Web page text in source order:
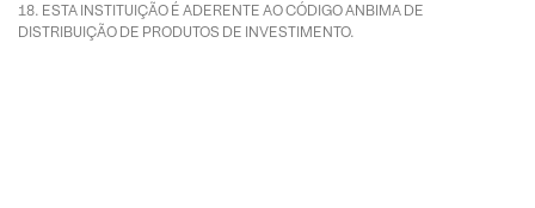
ESTA INSTITUIÇÃO É ADERENTE AO CÓDIGO ANBIMA DE
DISTRIBUIÇÃO DE PRODUTOS DE INVESTIMENTO.